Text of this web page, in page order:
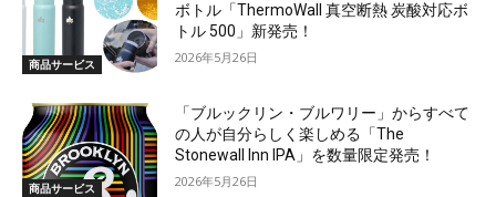
商品サービス
ボトル「ThermoWall 真空断熱 炭酸対応ボ
トル 500」新発売！
2026年5月26日
商品サービス
「ブルックリン・ブルワリー」からすべて
の人が自分らしく楽しめる「The
Stonewall Inn IPA」を数量限定発売！
2026年5月26日